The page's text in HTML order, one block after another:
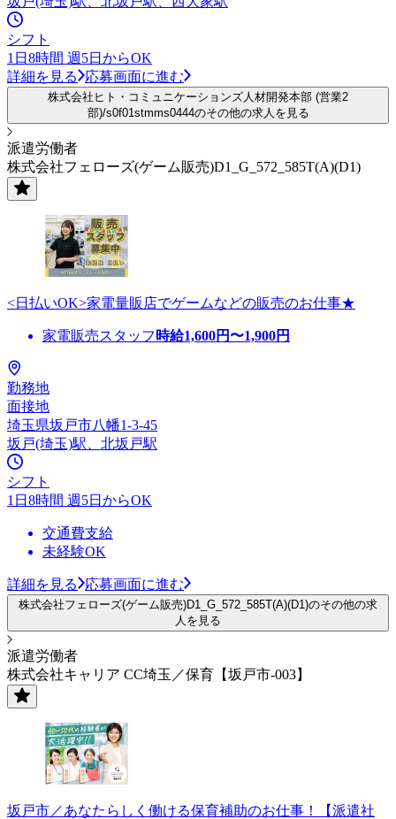
シフト
1日8時間 週5日からOK
詳細を見る
応募画面に進む
株式会社ヒト・コミュニケーションズ人材開発本部 (営業2
部)/s0f01stmms0444のその他の求人を見る
派遣労働者
株式会社フェローズ(ゲーム販売)D1_G_572_585T(A)(D1)
<日払いOK>家電量販店でゲームなどの販売のお仕事★
家電販売スタッフ 時給1,600円〜1,900円
勤務地
面接地
埼玉県坂戸市八幡1-3-45
坂戸(埼玉)駅、北坂戸駅
シフト
1日8時間 週5日からOK
交通費支給
未経験OK
詳細を見る 応募画面に進む
株式会社フェローズ(ゲーム販売)D1_G_572_585T(A)(D1)のその他の求
人を見る
派遣労働者
株式会社キャリア CC埼玉／保育【坂戸市-003】
坂戸市／あなたらしく働ける保育補助のお仕事！【派遣社